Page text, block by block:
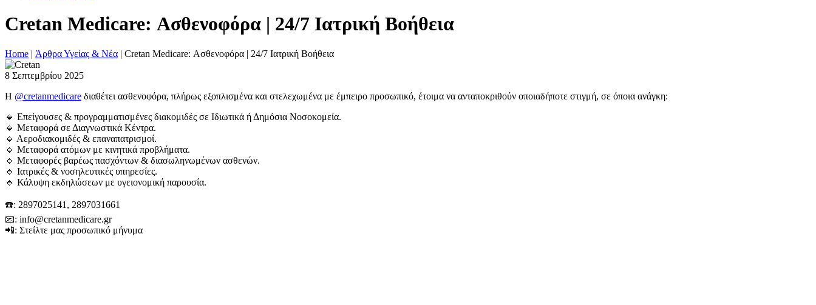
Cretan Medicare: Ασθενοφόρα | 24/7 Ιατρική Βοήθεια
Home | Άρθρα Υγείας & Νέα | Cretan Medicare: Ασθενοφόρα | 24/7 Ιατρική Βοήθεια
8 Σεπτεμβρίου 2025
H @cretanmedicare διαθέτει ασθενοφόρα, πλήρως εξοπλισμένα και στελεχωμένα με έμπειρο προσωπικό, έτοιμα να ανταποκριθούν οποιαδήποτε στιγμή, σε όποια ανάγκη:
🔹 Επείγουσες & προγραμματισμένες διακομιδές σε Ιδιωτικά ή Δημόσια Νοσοκομεία.
🔹 Μεταφορά σε Διαγνωστικά Κέντρα.
🔹 Αεροδιακομιδές & επαναπατρισμοί.
🔹 Μεταφορά ατόμων με κινητικά προβλήματα.
🔹 Μεταφορές βαρέως πασχόντων & διασωληνωμένων ασθενών.
🔹 Ιατρικές & νοσηλευτικές υπηρεσίες.
🔹 Κάλυψη εκδηλώσεων με υγειονομική παρουσία.
☎️: 2897025141, 2897031661
📧: info@cretanmedicare.gr
📲: Στείλτε μας προσωπικό μήνυμα